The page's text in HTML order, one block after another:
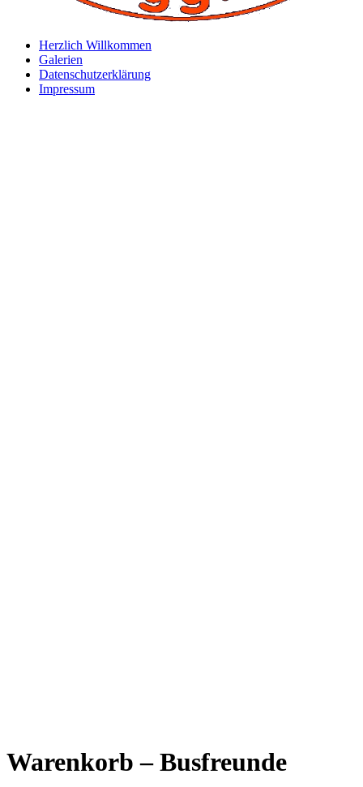
Herzlich Willkommen
Galerien
Datenschutzerklärung
Impressum
Warenkorb – Busfreunde